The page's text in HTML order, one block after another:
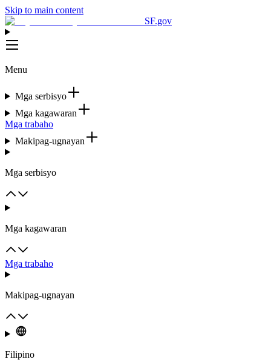
Skip to main content
SF.gov
Menu
Mga serbisyo
Mga kagawaran
Mga trabaho
Makipag-ugnayan
Mga serbisyo
Mga kagawaran
Mga trabaho
Makipag-ugnayan
Filipino